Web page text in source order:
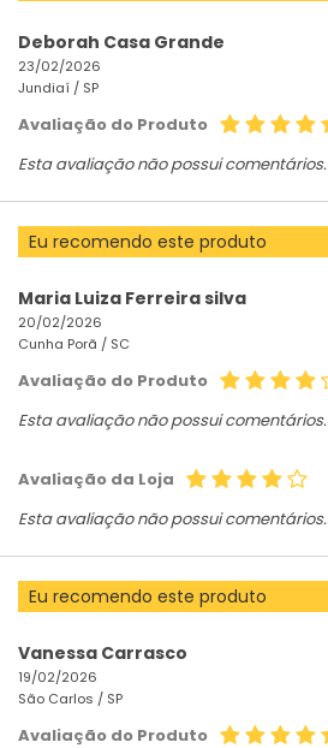
Deborah Casa Grande
23/02/2026
Jundiaí / SP
Avaliação do Produto
Esta avaliação não possui comentários.
Eu recomendo este produto
Maria Luiza Ferreira silva
20/02/2026
Cunha Porã / SC
Avaliação do Produto
Esta avaliação não possui comentários.
Avaliação da Loja
Esta avaliação não possui comentários.
Eu recomendo este produto
Vanessa Carrasco
19/02/2026
São Carlos / SP
Avaliação do Produto